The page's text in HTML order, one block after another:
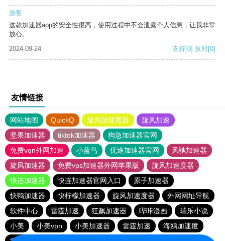
游客
这款加速器app的安全性很高，使用过程中不会泄露个人信息，让我非常
放心。
2024-09-24
支持[0] 反对[0]
友情链接
网站地图 QuickQ 旋风加速度器
旋风加速
坚果加速器
tiktok加速器
狗急加速器官网
免费vqn外网加速
小蓝鸟 优途加速器官网
风驰加速器
旋风加速器
免费vps加速器外网苹果版
旋风加速度器
快连加速器
快连加速器官网入口
原子加速器
快鸭加速器
快柠檬加速器 旋风加速度器
外网网址导航
软件中心
雷霆加速 狂飙加速器 哔咔漫画
瑞乐小说
小美
小美vpn 小美加速器 雷霆加速
海鸥加速度